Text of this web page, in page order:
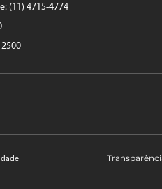
(11) 4715-4774